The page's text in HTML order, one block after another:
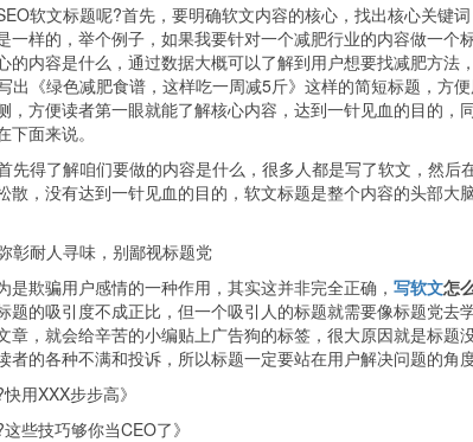
软文标题呢?首先，要明确软文内容的核心，找出核心关键
一样的，举个例子，如果我要针对一个减肥行业的内容做一个
内容是什么，通过数据大概可以了解到用户想要找减肥方法
出《绿色减肥食谱，这样吃一周减5斤》这样的简短标题，方便
，方便读者第一眼就能了解核心内容，达到一针见血的目的，
面来说。
先得了解咱们要做的内容是什么，很多人都是写了软文，然后
散，没有达到一针见血的目的，软文标题是整个内容的头部大
彰耐人寻味，别鄙视标题党
是欺骗用户感情的一种作用，其实这并非完全正确， 写软文怎
题的吸引度不成正比，但一个吸引人的标题就需要像标题党去
章，就会给辛苦的小编贴上广告狗的标签，很大原因就是标题
的各种不满和投诉，所以标题一定要站在用户解决问题的角度
用XXX步步高》
些技巧够你当CEO了》